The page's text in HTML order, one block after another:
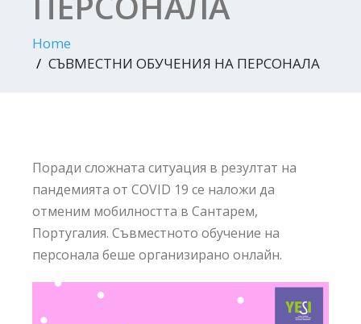
Home
СЪВМЕСТНИ ОБУЧЕНИЯ НА ПЕРСОНАЛА
Поради сложната ситуация в резултат на
пандемията от COVID 19 се наложи да
отменим мобилността в Сантарем,
Португалия. Съвместното обучение на
персонала беше организирано онлайн.